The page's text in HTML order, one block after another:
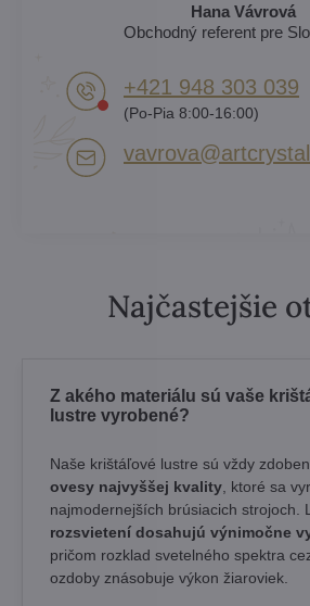
Hana Vávrová
Obchodný referent pre
+421 948 303 039
(Po-Pia 8:00-16:00)
Najčastejšie
Z akého materiálu sú vaše
lustre vyrobené?
Naše krištáľové lustre sú vždy
ovesy najvyššej kvality , ktoré sa
najmodernejších brúsiacich strojoch.
rozsvietení dosahujú výnimočne
pričom rozklad svetelného spektra
ozdoby znásobuje výkon žiaroviek.